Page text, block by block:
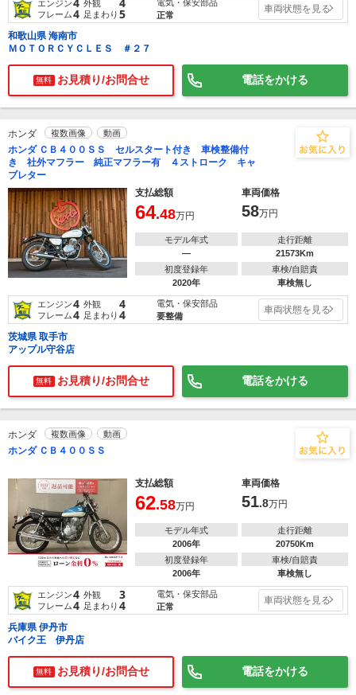
エンジン 外観
フレーム4 足まわり 5
正常
車両状態を見る
和歌山県 海南市
ＭＯＴＯＲＣＹＣＬＥＳ ＃２７
無料 お見積り/お問合せ 電話をかける
ホンダ 複数画像 動画
ホンダ ＣＢ４００ＳＳ セルスタート付き 車検整備付
き 社外マフラー 純正マフラー有 ４ストローク キャ
ブレター
支払総額
車両価格
64.48万円 58万円
モデル年式
―
走行距離
21573Km
初度登録年
2020年
車検/自賠責
車検無し
エンジン4 外観 4
フレーム4 足まわり 4
電気・保安部品
要整備
車両状態を見る
茨城県 取手市
アップル守谷店
無料 お見積り/お問合せ 電話をかける
ホンダ 複数画像 動画
ホンダ ＣＢ４００ＳＳ
支払総額 車両価格
62.58万円 51.8万円
モデル年式
2006年
走行距離
20750Km
初度登録年
2006年
車検/自賠責
車検無し
エンジン4 外観 3
フレーム4 足まわり 4
電気・保安部品
正常
車両状態を見る
兵庫県 伊丹市
バイク王 伊丹店
無料 お見積り/お問合せ 電話をかける